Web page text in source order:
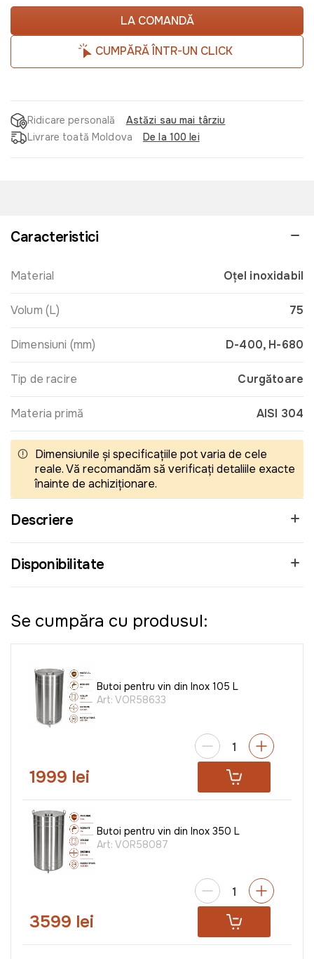
LA COMANDĂ
CUMPĂRĂ ÎNTR-UN CLICK
Ridicare personală
Astăzi sau mai târziu
Livrare toată Moldova
De la 100 lei
Caracteristici
Material Oțel inoxidabil
Volum (L) 75
Dimensiuni (mm) D-400, H-680
Tip de racire Curgătoare
Materia primă AISI 304
Dimensiunile și specificațiile pot varia de cele
reale. Vă recomandăm să verificați detaliile exacte
înainte de achiziționare.
Descriere
Disponibilitate
Se cumpăra cu produsul:
Butoi pentru vin din Inox 105 L
Art: VOR58633
1999 lei
Butoi pentru vin din Inox 350 L
Art: VOR58087
3599 lei